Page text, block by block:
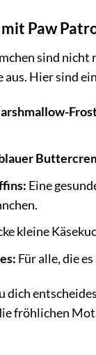
Paw
sind nicht
Hier sind
Eine
kleine
Für alle, die
dich
fröhlichen